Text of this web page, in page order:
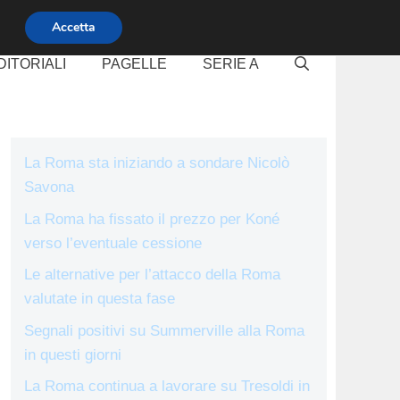
PAGELLE SERIE A
La Roma sta iniziando a sondare Nicolò
Savona
La Roma ha fissato il prezzo per Koné
verso l’eventuale cessione
Le alternative per l’attacco della Roma
valutate in questa fase
Segnali positivi su Summerville alla Roma
in questi giorni
La Roma continua a lavorare su Tresoldi in
Accetta